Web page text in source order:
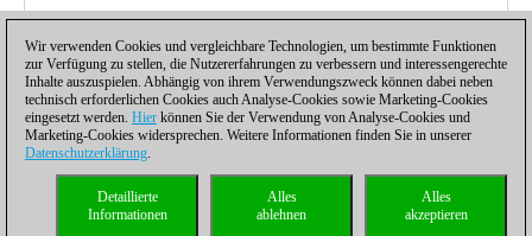
Datenschutzhinweis| Kontakt| |Lizenzen
Compliance Hotline|
Wir verwenden Cookies und vergleichbare Technologien, um bestimmte Funktionen
zur Verfügung zu stellen, die Nutzererfahrungen zu verbessern und interessengerechte
Inhalte auszuspielen. Abhängig von ihrem Verwendungszweck können dabei neben
technisch erforderlichen Cookies auch Analyse-Cookies sowie Marketing-Cookies
eingesetzt werden. Hier können Sie der Verwendung von Analyse-Cookies und
Marketing-Cookies widersprechen. Weitere Informationen finden Sie in unserer
Datenschutzerklärung.
Alles
akzeptieren
Alles
ablehnen
Detaillierte
Informationen